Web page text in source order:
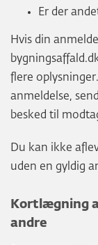
Er der
Hvis din
flere
anmeldelse,
besked til
Du kan ikke
uden en gyldig
Kortlægning
andre